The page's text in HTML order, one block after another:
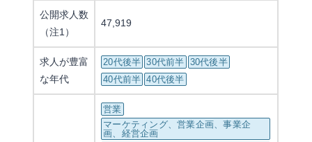
公開求人数
（注1）
47,919
求人が豊富
な年代
20代後半 30代前半 30代後半
40代前半 40代後半
営業
マーケティング、営業企画、事業企
画、経営企画